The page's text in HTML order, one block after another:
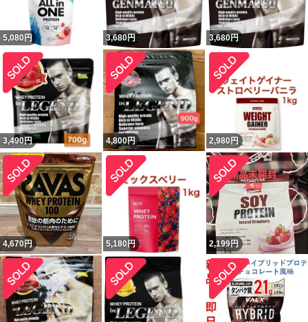
5,080 円 3,680円 3,680円
3,490円 4,800円 2,980 円
4,670円 5,180 円 2,199円